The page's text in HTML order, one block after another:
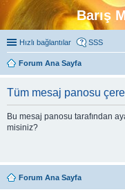
Barış
Hızlı bağlantılar SSS
Forum Ana Sayfa
Tüm mesaj panosu
Bu mesaj panosu tarafından
misiniz?
Forum Ana Sayfa